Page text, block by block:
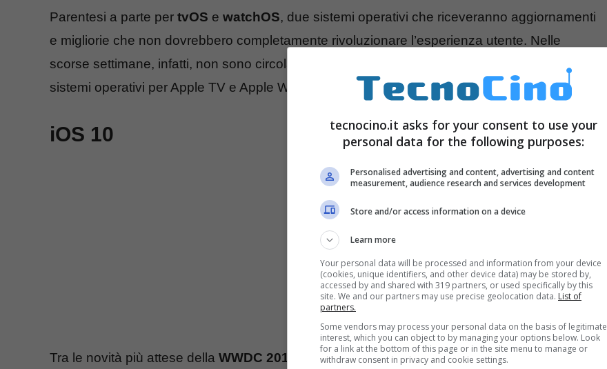
Parentesi a parte per tvOS e watchOS, due sistemi operativi che riceveranno aggiornamenti
e migliorie che non dovrebbero completamente rivoluzionare l’esperienza utente. Nelle
scorse settimane, infatti, non sono circolate tantissime indiscrezione a riguardo di questi due
sistemi operativi per Apple TV e Apple Watch.
iOS 10
Tra le novità più attese della WWDC 2016
vi anche è il nuovo sistema operativo iOS 10, di cui
tecnocino.it asks for your consent to use your
personal data for the following purposes:
Personalised advertising and content, advertising and content
measurement, audience research and services development
Store and/or access information on a device
Learn more
Your personal data will be processed and information from your device
(cookies, unique identifiers, and other device data) may be stored by,
accessed by and shared with 319 partners, or used specifically by this
site. We and our partners may use precise geolocation data. List of
partners.
Some vendors may process your personal data on the basis of legitimate
interest, which you can object to by managing your options below. Look
for a link at the bottom of this page or in the site menu to manage or
withdraw consent in privacy and cookie settings.